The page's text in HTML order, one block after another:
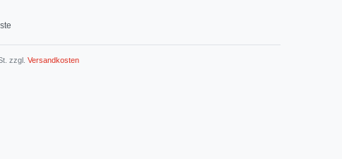
zzgl. Versandkosten